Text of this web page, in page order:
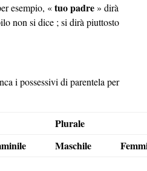
esempio, «tuo padre» dirà
non si dice ; si dirà piuttosto
i possessivi di parentela per
Plurale
Maschile